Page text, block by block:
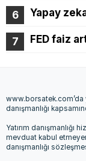
Yapay
FED faiz
www.borsatek.com’da
danışmanlığı
Yatırım
mevduat kabul
danışmanlığı